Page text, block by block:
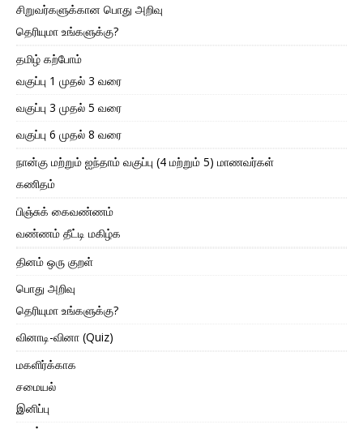
சிறுவர்களுக்கான பொது அறிவு
தெரியுமா உங்களுக்கு?
தமிழ் கற்போம்
வகுப்பு 1 முதல் 3 வரை
வகுப்பு 3 முதல் 5 வரை
வகுப்பு 6 முதல் 8 வரை
நான்கு மற்றும் ஐந்தாம் வகுப்பு (4 மற்றும் 5) மாணவர்கள்
கணிதம்
பிஞ்சுக் கைவண்ணம்
வண்ணம் தீட்டி மகிழ்க
தினம் ஒரு குறள்
பொது அறிவு
தெரியுமா உங்களுக்கு?
வினாடி-வினா (Quiz)
மகளிர்க்காக
சமையல்
இனிப்பு